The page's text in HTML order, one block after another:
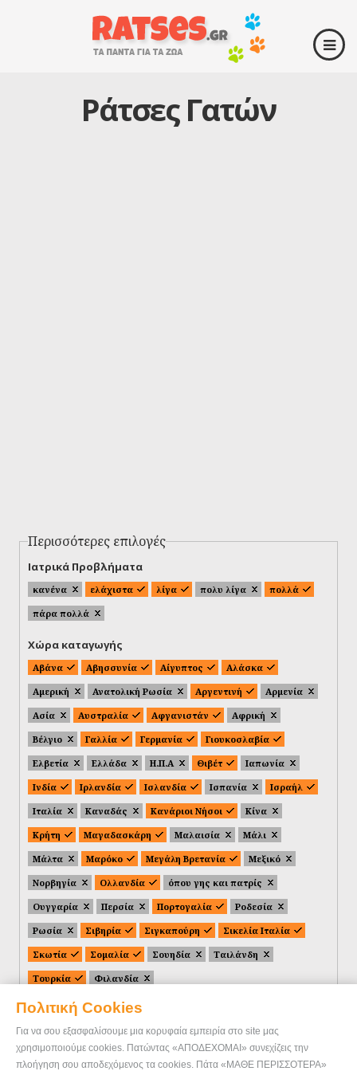
Πολιτική Cookies
Για να σου εξασφαλίσουμε μια κορυφαία εμπειρία στο site μας
χρησιμοποιούμε cookies. Πατώντας «ΑΠΟΔΕΧΟΜΑΙ» συνεχίζεις την
πλοήγηση σου αποδεχόμενος τα cookies. Πάτα «ΜΑΘΕ ΠΕΡΙΣΣΟΤΕΡΑ»
Ράτσες Γατών
Περισσότερες επιλογές
Ιατρικά Προβλήματα
κανένα ελάχιστα λίγα πολυ λίγα
πολλά
πάρα πολλά
Χώρα καταγωγής
Αβάνα Αβησσυνία Αίγυπτος
Αλάσκα
Αμερική
Ανατολική Ρωσία Αργεντινή
Αρμενία
Ασία
Αυστραλία Αφγανιστάν
Αφρική
Βέλγιο
Γαλλία Γερμανία
Γιουκοσλαβία
Ελβετία
Ελλάδα Η.Π.Α Θιβέτ
Ιαπωνία
Ινδία
Ιρλανδία Ισλανδία Ισπανία
Ισραήλ
Ιταλία
Καναδάς Κανάριοι Νήσοι
Κίνα
Κρήτη
Μαγαδασκάρη Μαλαισία
Μάλι
Μάλτα
Μαρόκο Μεγάλη Βρετανία
Μεξικό
Νορβηγία
Ολλανδία
όπου γης και πατρίς
Ουγγαρία
Περσία Πορτογαλία
Ροδεσία
Ρωσία
Σιβηρία Σιγκαπούρη
Σικελία Ιταλία
Σκωτία
Σομαλία Σουηδία
Ταιλάνδη
Τουρκία
Φιλανδία